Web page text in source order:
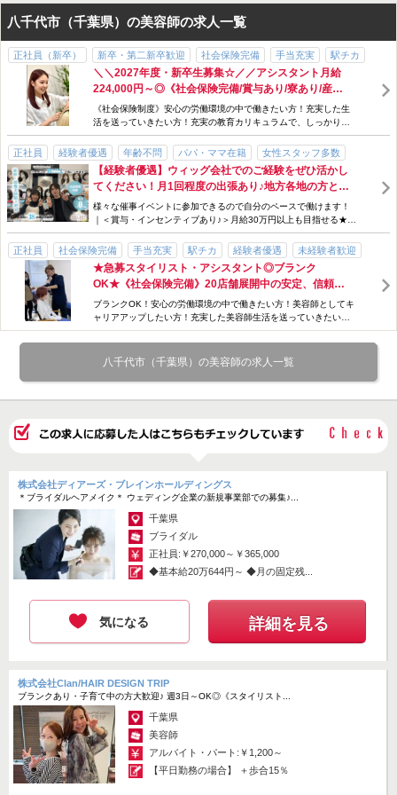
八千代市（千葉県）の美容師の求人一覧
正社員（新卒） 新卒・第二新卒歓迎 社会保険完備 手当充実
駅チカ
経験者優遇
未経験者歓迎 長期休暇あり ブランクOK
研修制度あり
勤務時間・曜日応相談
主婦・主夫歓迎
歩合・インセンティブあり
交通費支給
外部講習費負担 賞与・ボーナスあり 百貨店・商業施設
＼＼2027年度・新卒生募集☆／／アシスタント月給
224,000円～◎《社会保険完備/賞与あり/寮あり/産
休・育休制度あり》安定・信頼がある企業で、働きま
せんか？
《社会保険制度》安心の労働環境の中で働きたい方！充実した生
活を送っていきたい方！充実の教育カリキュラムで、しっかりと
サポートします♪
正社員 経験者優遇 年齢不問 パパ・ママ在籍
女性スタッフ多数
交通費支給
社会保険完備 賞与・ボーナスあり
歩合・インセンティブあり
手当充実
研修制度あり 急募 百貨店・商業施設
アットホーム
資格なしOK
免許不問
【経験者優遇】ウィッグ会社でのご経験をぜひ活かし
てください！月1回程度の出張あり♪地方各地の方との
出逢いも楽しい★『関東エリアのイベントでお客様に
ウィッグをご案内するお仕事◎』カラーやパーマの
「施術なし！」手荒れの心配ありません♪
様々な催事イベントに参加できるので自分のペースで働けます！
｜＜賞与・インセンティブあり♪＞月給30万円以上も目指せる★安
定企業ならではの好待遇！
正社員 社会保険完備 手当充実 駅チカ 経験者優遇
未経験者歓迎
長期休暇あり
ブランクOK 研修制度あり
勤務時間・曜日応相談
主婦・主夫歓迎
歩合・インセンティブあり 交通費支給
外部講習費負担
賞与・ボーナスあり
急募 駅直結（駅ビル）
トータルビューティサロン
百貨店・商業施設
★急募スタイリスト・アシスタント◎ブランク
OK★《社会保険完備》20店舗展開中の安定、信頼が
あるグループです★
ブランクOK！安心の労働環境の中で働きたい方！美容師としてキ
ャリアアップしたい方！充実した美容師生活を送っていきたい
方！お待ちしております☆
八千代市（千葉県）の美容師の求人一覧
株式会社ディアーズ・ブレインホールディングス
＊ブライダルヘアメイク＊ ウェディング企業の新規事業部での募集♪...
千葉県
ブライダル
正社員:￥270,000～￥365,000
◆基本給20万644円～ ◆月の固定残...
気になる 詳細を見る
株式会社Clan/HAIR DESIGN TRIP
ブランクあり・子育て中の方大歓迎♪ 週3日～OK◎《スタイリスト...
千葉県
美容師
アルバイト・パート:￥1,200～
【平日勤務の場合】 ＋歩合15％